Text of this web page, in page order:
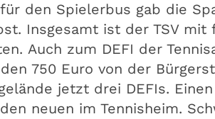
den Spielerbus gab die
Insgesamt ist der TSV mit
Auch zum DEFI der
750 Euro von der
jetzt drei DEFIs.
neuen im Tennisheim.